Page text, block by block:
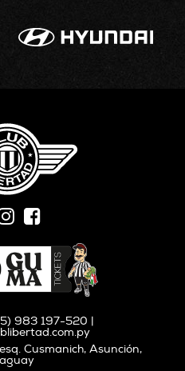
983 197-520 |
Cusmanich, Asunción,